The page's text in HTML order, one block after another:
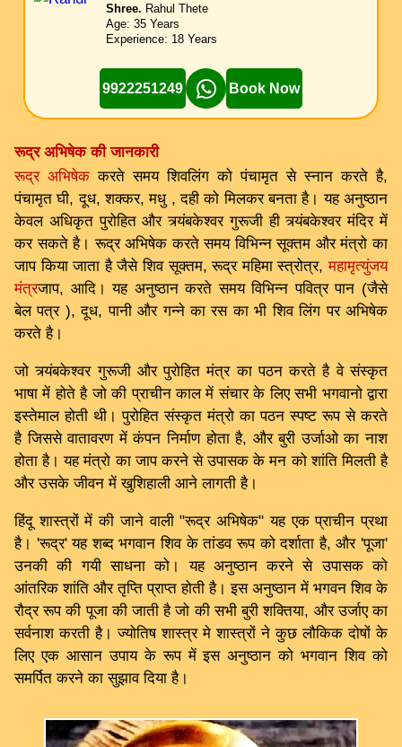
Shree. Rahul Thete
Age: 35 Years
Experience: 18 Years
9922251249 Book Now
रूद्र अभिषेक की जानकारी
रूद्र अभिषेक करते समय शिवलिंग को पंचामृत से स्नान करते है,
पंचामृत घी, दूध, शक्कर, मधु , दही को मिलकर बनता है। यह अनुष्ठान
केवल अधिकृत पुरोहित और त्र्यंबकेश्वर गुरूजी ही त्र्यंबकेश्वर मंदिर में
कर सकते है। रूद्र अभिषेक करते समय विभिन्न सूक्तम और मंत्रो का
जाप किया जाता है जैसे शिव सूक्तम, रूद्र महिमा स्त्रोत्र,महामृत्युंजय
मंत्रजाप, आदि। यह अनुष्ठान करते समय विभिन्न पवित्र पान (जैसे
बेल पत्र ), दूध, पानी और गन्ने का रस का भी शिव लिंग पर अभिषेक
करते है।
जो त्र्यंबकेश्वर गुरूजी और पुरोहित मंत्र का पठन करते है वे संस्कृत
भाषा में होते है जो की प्राचीन काल में संचार के लिए सभी भगवानो द्वारा
इस्तेमाल होती थी। पुरोहित संस्कृत मंत्रो का पठन स्पष्ट रूप से करते
है जिससे वातावरण में कंपन निर्माण होता है, और बुरी उर्जाओ का नाश
होता है। यह मंत्रो का जाप करने से उपासक के मन को शांति मिलती है
और उसके जीवन में खुशिहाली आने लागती है।
हिंदू शास्त्रों में की जाने वाली "रूद्र अभिषेक" यह एक प्राचीन प्रथा
है। 'रूद्र' यह शब्द भगवान शिव के तांडव रूप को दर्शाता है, और 'पूजा'
उनकी की गयी साधना को। यह अनुष्ठान करने से उपासक को
आंतरिक शांति और तृप्ति प्राप्त होती है। इस अनुष्ठान में भगवन शिव के
रौद्र रूप की पूजा की जाती है जो की सभी बुरी शक्तिया, और उर्जाए का
सर्वनाश करती है। ज्योतिष शास्त्र मे शास्त्रों ने कुछ लौकिक दोषों के
लिए एक आसान उपाय के रूप में इस अनुष्ठान को भगवान शिव को
समर्पित करने का सुझाव दिया है।